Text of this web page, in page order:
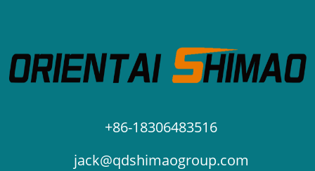
+86-18306483516
jack@qdshimaogroup.com